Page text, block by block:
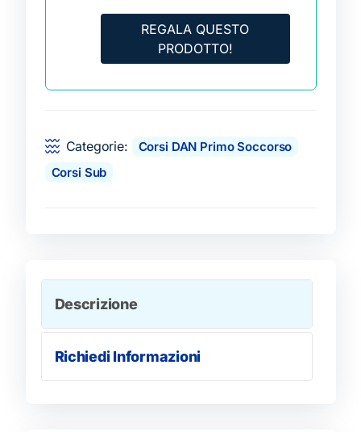
REGALA QUESTO
PRODOTTO!
Categorie:
Corsi DAN Primo Soccorso
Corsi Sub
Descrizione
Richiedi Informazioni